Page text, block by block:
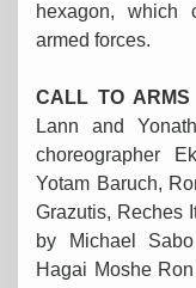
hexagon,
armed forces.
CALL TO ARMS
Lann and
choreographer
Yotam Baruch,
Grazutis, Reches
by Michael
Hagai Moshe